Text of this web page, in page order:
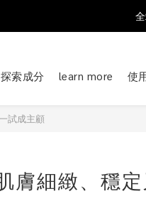
加入
父親節獻禮
探索成分 learn more 使
試成主顧
膚細緻、穩